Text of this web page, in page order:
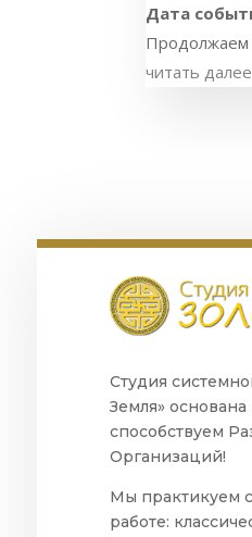
Дата
Продолжаем
читать далее
Студия
Земля»
способствуем
Организаций!
Мы практикуем
работе: